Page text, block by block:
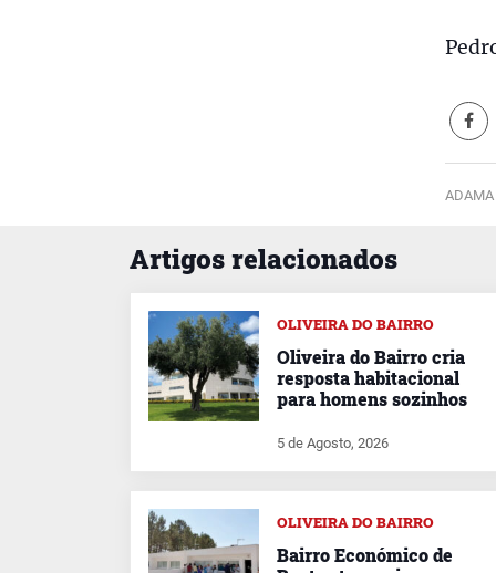
Artigos relacionados
OLIVEIRA DO BAIRRO
Oliveira do Bairro cria
resposta habitacional
para homens sozinhos
5 de Agosto, 2026
OLIVEIRA DO BAIRRO
Bairro Económico de